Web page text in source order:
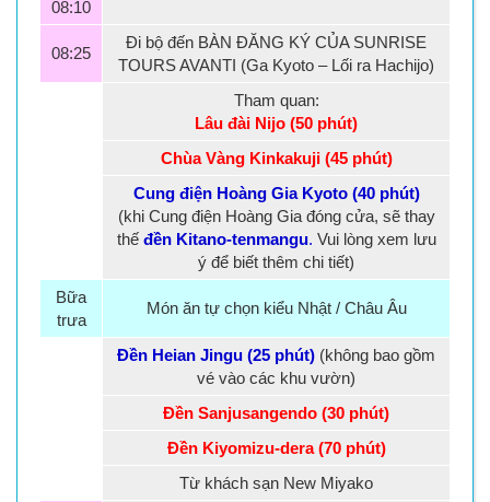
08:10
08:25
Đi bộ đến BÀN ĐĂNG KÝ CỦA SUNRISE
TOURS AVANTI (Ga Kyoto – Lối ra Hachijo)
Tham quan:
Lâu đài Nijo (50 phút)
Chùa Vàng Kinkakuji (45 phút)
Cung điện Hoàng Gia Kyoto (40 phút)
(khi Cung điện Hoàng Gia đóng cửa, sẽ thay
thế đền Kitano-tenmangu. Vui lòng xem lưu
ý để biết thêm chi tiết)
Bữa
trưa
Món ăn tự chọn kiểu Nhật / Châu Âu
Đền Heian Jingu (25 phút) (không bao gồm
vé vào các khu vườn)
Đền Sanjusangendo (30 phút)
Đền Kiyomizu-dera (70 phút)
Từ khách sạn New Miyako